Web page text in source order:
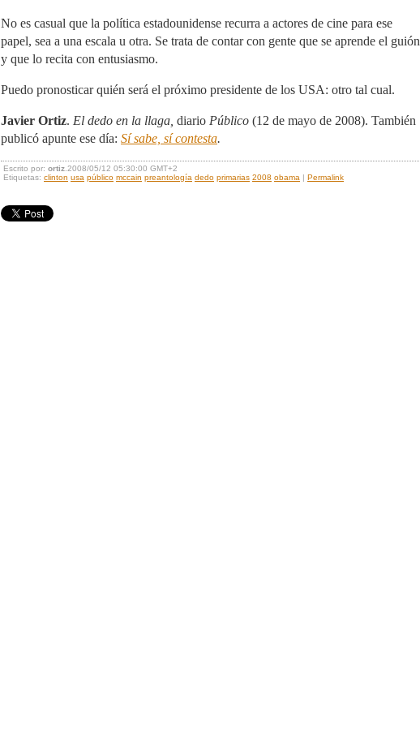
No es casual que la política estadounidense recurra a actores de cine para ese
papel, sea a una escala u otra. Se trata de contar con gente que se aprende el guión
y que lo recita con entusiasmo.
Puedo pronosticar quién será el próximo presidente de los USA: otro tal cual.
Javier Ortiz. El dedo en la llaga, diario Público (12 de mayo de 2008). También
publicó apunte ese día: Sí sabe, sí contesta.
Escrito por: ortiz .2008/05/12 05:30:00 GMT+2
Etiquetas: clinton usa público mccain preantología dedo primarias 2008 obama | Permalink